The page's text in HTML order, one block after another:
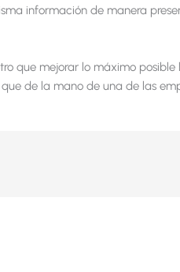
información de manera
que mejorar lo máximo
de la mano de una de las